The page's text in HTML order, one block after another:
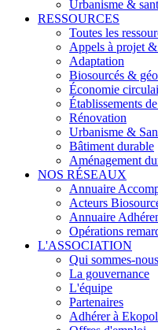
Urbanisme &
RESSOURCES
Toutes les
Appels à projet
Adaptation
Biosourcés &
Économie
Établissements
Rénovation
Urbanisme &
Bâtiment durable
Aménagement
NOS RÉSEAUX
Annuaire
Acteurs
Annuaire
Opérations
L'ASSOCIATION
Qui sommes-
La gouvernance
L'équipe
Partenaires
Adhérer à